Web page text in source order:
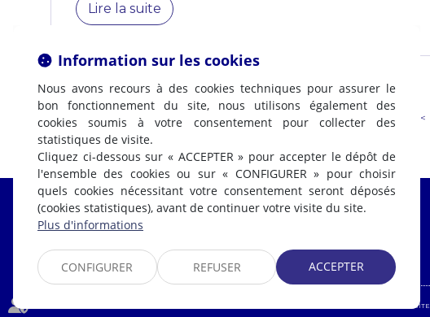
Lire la suite
<
Fabrice LABI
PLAN DU SITE
Information sur les cookies
Nous avons recours à des cookies techniques pour assurer le
bon fonctionnement du site, nous utilisons également des
cookies soumis à votre consentement pour collecter des
statistiques de visite.
Cliquez ci-dessous sur « ACCEPTER » pour accepter le dépôt de
l'ensemble des cookies ou sur « CONFIGURER » pour choisir
quels cookies nécessitant votre consentement seront déposés
(cookies statistiques), avant de continuer votre visite du site.
Plus d'informations
CONFIGURER REFUSER ACCEPTER